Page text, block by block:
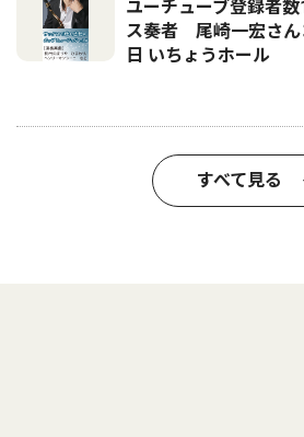
ユーチューブ登録者
ス奏者 尾崎一宏さ
日 いちょうホール
すべて見る